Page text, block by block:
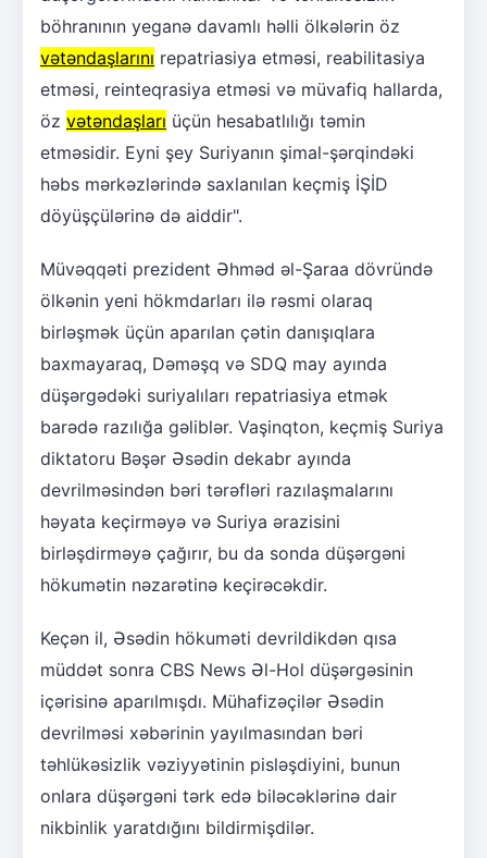
böhranının yeganə davamlı həlli ölkələrin öz
vətəndaşlarını repatriasiya etməsi, reabilitasiya
etməsi, reinteqrasiya etməsi və müvafiq hallarda,
öz vətəndaşları üçün hesabatlılığı təmin
etməsidir. Eyni şey Suriyanın şimal-şərqindəki
həbs mərkəzlərində saxlanılan keçmiş İŞİD
döyüşçülərinə də aiddir".
Müvəqqəti prezident Əhməd əl-Şaraa dövründə
ölkənin yeni hökmdarları ilə rəsmi olaraq
birləşmək üçün aparılan çətin danışıqlara
baxmayaraq, Dəməşq və SDQ may ayında
düşərgədəki suriyalıları repatriasiya etmək
barədə razılığa gəliblər. Vaşinqton, keçmiş Suriya
diktatoru Bəşər Əsədin dekabr ayında
devrilməsindən bəri tərəfləri razılaşmalarını
həyata keçirməyə və Suriya ərazisini
birləşdirməyə çağırır, bu da sonda düşərgəni
hökumətin nəzarətinə keçirəcəkdir.
Keçən il, Əsədin hökuməti devrildikdən qısa
müddət sonra CBS News Əl-Hol düşərgəsinin
içərisinə aparılmışdı. Mühafizəçilər Əsədin
devrilməsi xəbərinin yayılmasından bəri
təhlükəsizlik vəziyyətinin pisləşdiyini, bunun
onlara düşərgəni tərk edə biləcəklərinə dair
nikbinlik yaratdığını bildirmişdilər.